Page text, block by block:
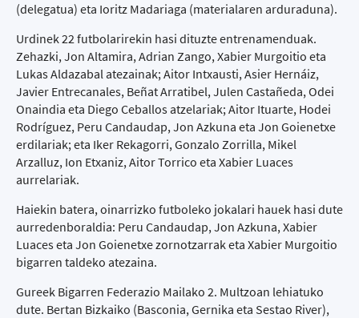
(delegatua) eta Ioritz Madariaga (materialaren arduraduna).
Urdinek 22 futbolarirekin hasi dituzte entrenamenduak.
Zehazki, Jon Altamira, Adrian Zango, Xabier Murgoitio eta
Lukas Aldazabal atezainak; Aitor Intxausti, Asier Hernáiz,
Javier Entrecanales, Beñat Arratibel, Julen Castañeda, Odei
Onaindia eta Diego Ceballos atzelariak; Aitor Ituarte, Hodei
Rodríguez, Peru Candaudap, Jon Azkuna eta Jon Goienetxe
erdilariak; eta Iker Rekagorri, Gonzalo Zorrilla, Mikel
Arzalluz, Ion Etxaniz, Aitor Torrico eta Xabier Luaces
aurrelariak.
Haiekin batera, oinarrizko futboleko jokalari hauek hasi dute
aurredenboraldia: Peru Candaudap, Jon Azkuna, Xabier
Luaces eta Jon Goienetxe zornotzarrak eta Xabier Murgoitio
bigarren taldeko atezaina.
Gureek Bigarren Federazio Mailako 2. Multzoan lehiatuko
dute. Bertan Bizkaiko (Basconia, Gernika eta Sestao River),